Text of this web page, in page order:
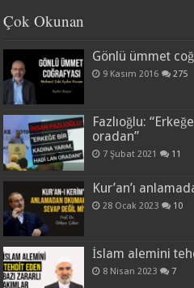
Çok Okunan
Gönlü ümmet
9 Kasım 2016 275
Fazlıoğlu:
oradan”
7 Şubat 2021 11
Kur’an’ı
28 Ocak 2023 10
İslam alemini
8 Nisan 2023 7